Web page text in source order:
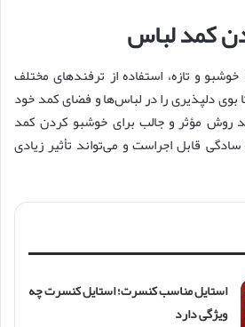
کمد لباس
و تازه، استفاده از ترفندهای مختلف
بوی دلپذیری را در لباس‌ها و فضای کمد خود
روش مؤثر و جالب برای خوشبو کردن کمد
قابل اجراست و می‌تواند تأثیر زیادی
استایل مناسب کنسرت؛ استایل کنسرت چه
ویژگی دارد